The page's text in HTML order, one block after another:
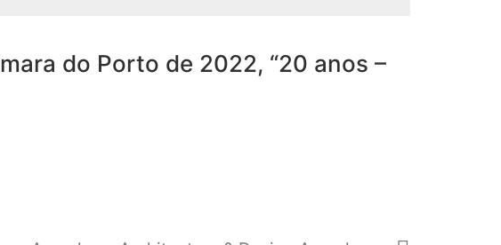
do Porto de 2022, “20 anos –